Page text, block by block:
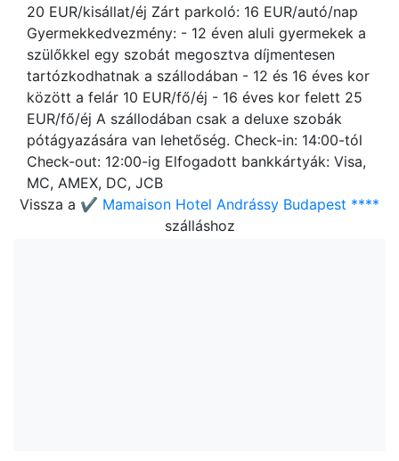
20 EUR/kisállat/éj Zárt parkoló: 16 EUR/autó/nap
Gyermekkedvezmény: - 12 éven aluli gyermekek a
szülőkkel egy szobát megosztva díjmentesen
tartózkodhatnak a szállodában - 12 és 16 éves kor
között a felár 10 EUR/fő/éj - 16 éves kor felett 25
EUR/fő/éj A szállodában csak a deluxe szobák
pótágyazására van lehetőség. Check-in: 14:00-tól
Check-out: 12:00-ig Elfogadott bankkártyák: Visa,
MC, AMEX, DC, JCB
Vissza a ✔️ Mamaison Hotel Andrássy Budapest ****
szálláshoz